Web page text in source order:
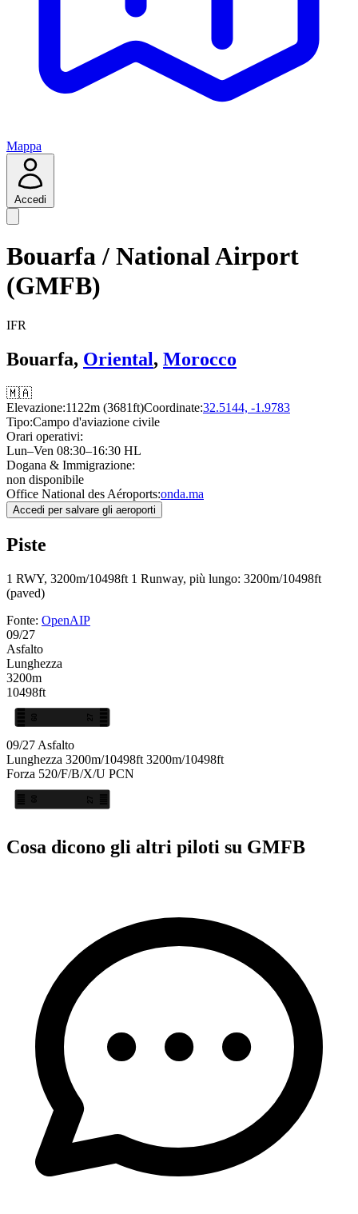
Mappa
Accedi
Bouarfa / National Airport
(GMFB)
IFR
Bouarfa, Oriental, Morocco
🇲🇦
Elevazione:1122m (3681ft)Coordinate:32.5144, -1.9783
Tipo:Campo d'aviazione civile
Orari operativi:
Lun–Ven 08:30–16:30 HL
Dogana & Immigrazione:
non disponibile
Office National des Aéroports:onda.ma
Accedi per salvare gli aeroporti
Piste
1 RWY, 3200m/10498ft 1 Runway, più lungo: 3200m/10498ft
(paved)
Fonte: OpenAIP
09/27
Asfalto
Lunghezza
3200m
10498ft
27
09
09/27 Asfalto
Lunghezza 3200m/10498ft 3200m/10498ft
Forza 520/F/B/X/U PCN
27
09
Cosa dicono gli altri piloti su GMFB